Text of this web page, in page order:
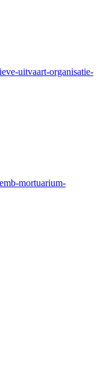
uitvaart-organisatie-
mortuarium-